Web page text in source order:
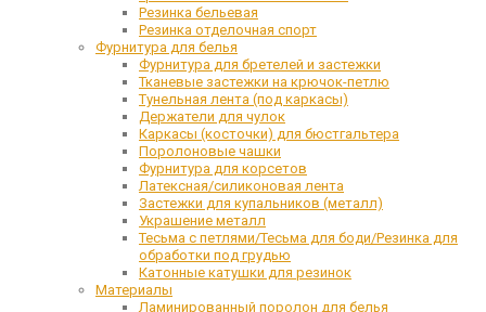
Резинка бельевая
Резинка отделочная спорт
Фурнитура для белья
Фурнитура для бретелей и застежки
Тканевые застежки на крючок-петлю
Тунельная лента (под каркасы)
Держатели для чулок
Каркасы (косточки) для бюстгальтера
Поролоновые чашки
Фурнитура для корсетов
Латексная/силиконовая лента
Застежки для купальников (металл)
Украшение металл
Тесьма с петлями/Тесьма для боди/Резинка для
обработки под грудью
Катонные катушки для резинок
Материалы
Ламинированный поролон для белья